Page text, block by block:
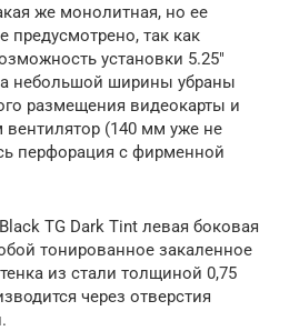
же монолитная, но ее
предусмотрено, так как
установки 5.25″
небольшой ширины убраны
размещения видеокарты и
вентилятор (140 мм уже не
перфорация с фирменной
TG Dark Tint левая боковая
тонированное закаленное
из стали толщиной 0,75
через отверстия